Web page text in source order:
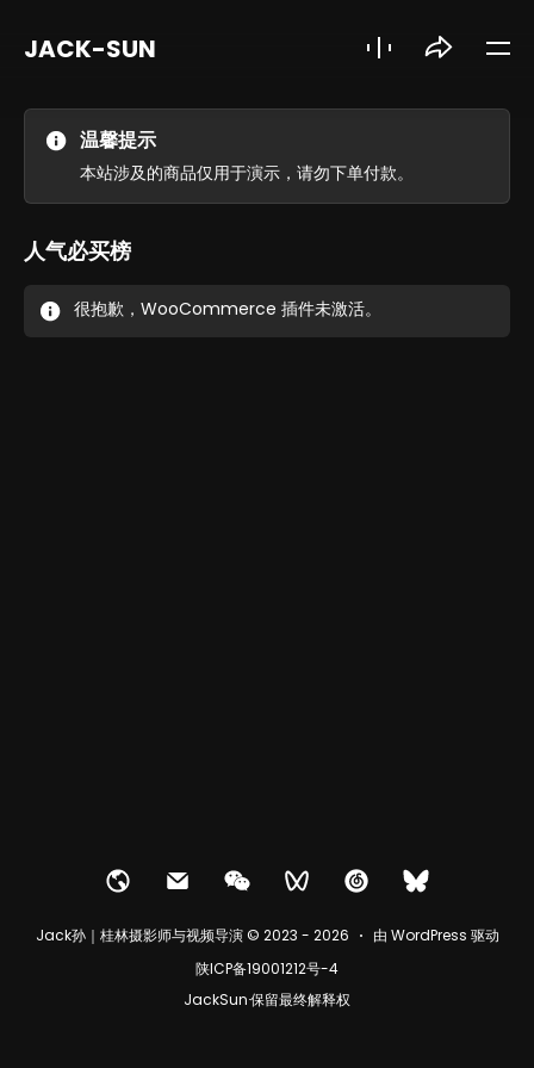
JACK-SUN
温馨提示
本站涉及的商品仅用于演示，请勿下单付款。
人气必买榜
很抱歉，WooCommerce 插件未激活。
Jack孙｜桂林摄影师与视频导演 © 2023 - 2026
由 WordPress 驱动
陕ICP备19001212号-4
JackSun·保留最终解释权